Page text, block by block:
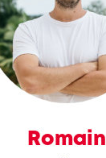
Romain